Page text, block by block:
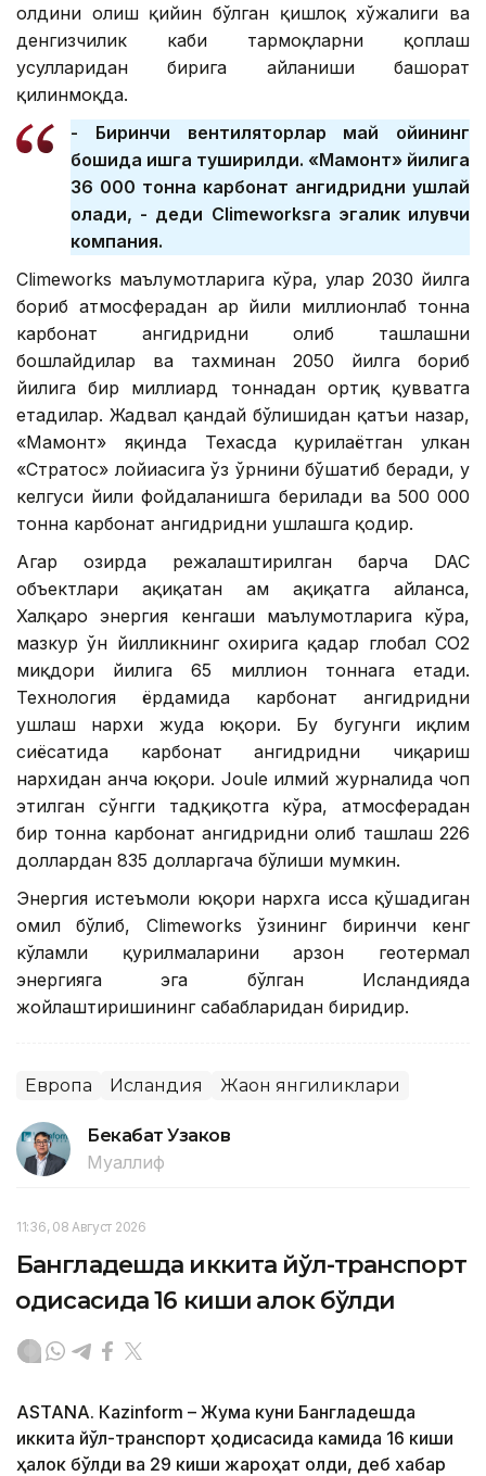
олдини олиш қийин бўлган қишлоқ хўжалиги ва
денгизчилик каби тармоқларни қоплаш
усулларидан бирига айланиши башорат
қилинмоқда.
- Биринчи вентиляторлар май ойининг
бошида ишга туширилди. «Мамонт» йилига
36 000 тонна карбонат ангидридни ушлай
олади, - деди Climeworksга эгалик қилувчи
компания.
Climeworks маълумотларига кўра, улар 2030 йилга
бориб атмосферадан ҳар йили миллионлаб тонна
карбонат ангидридни олиб ташлашни
бошлайдилар ва тахминан 2050 йилга бориб
йилига бир миллиард тоннадан ортиқ қувватга
етадилар. Жадвал қандай бўлишидан қатъи назар,
«Мамонт» яқинда Техасда қурилаётган улкан
«Стратос» лойиҳасига ўз ўрнини бўшатиб беради, у
келгуси йили фойдаланишга берилади ва 500 000
тонна карбонат ангидридни ушлашга қодир.
Агар ҳозирда режалаштирилган барча DAC
объектлари ҳақиқатан ҳам ҳақиқатга айланса,
Халқаро энергия кенгаши маълумотларига кўра,
мазкур ўн йилликнинг охирига қадар глобал CО2
миқдори йилига 65 миллион тоннага етади.
Технология ёрдамида карбонат ангидридни
ушлаш нархи жуда юқори. Бу бугунги иқлим
сиёсатида карбонат ангидридни чиқариш
нархидан анча юқори. Joule илмий журналида чоп
этилган сўнгги тадқиқотга кўра, атмосферадан
бир тонна карбонат ангидридни олиб ташлаш 226
доллардан 835 долларгача бўлиши мумкин.
Энергия истеъмоли юқори нархга ҳисса қўшадиган
омил бўлиб, Climeworks ўзининг биринчи кенг
кўламли қурилмаларини арзон геотермал
энергияга эга бўлган Исландияда
жойлаштиришининг сабабларидан биридир.
Европа Исландия Жаҳон янгиликлари
Бекабат Узаков
Муаллиф
11:36, 08 Август 2026
Бангладешда иккита йўл-транспорт
ҳодисасида 16 киши ҳалок бўлди
ASTANА. Кazinform – Жума куни Бангладешда
иккита йўл-транспорт ҳодисасида камида 16 киши
ҳалок бўлди ва 29 киши жароҳат олди, деб хабар